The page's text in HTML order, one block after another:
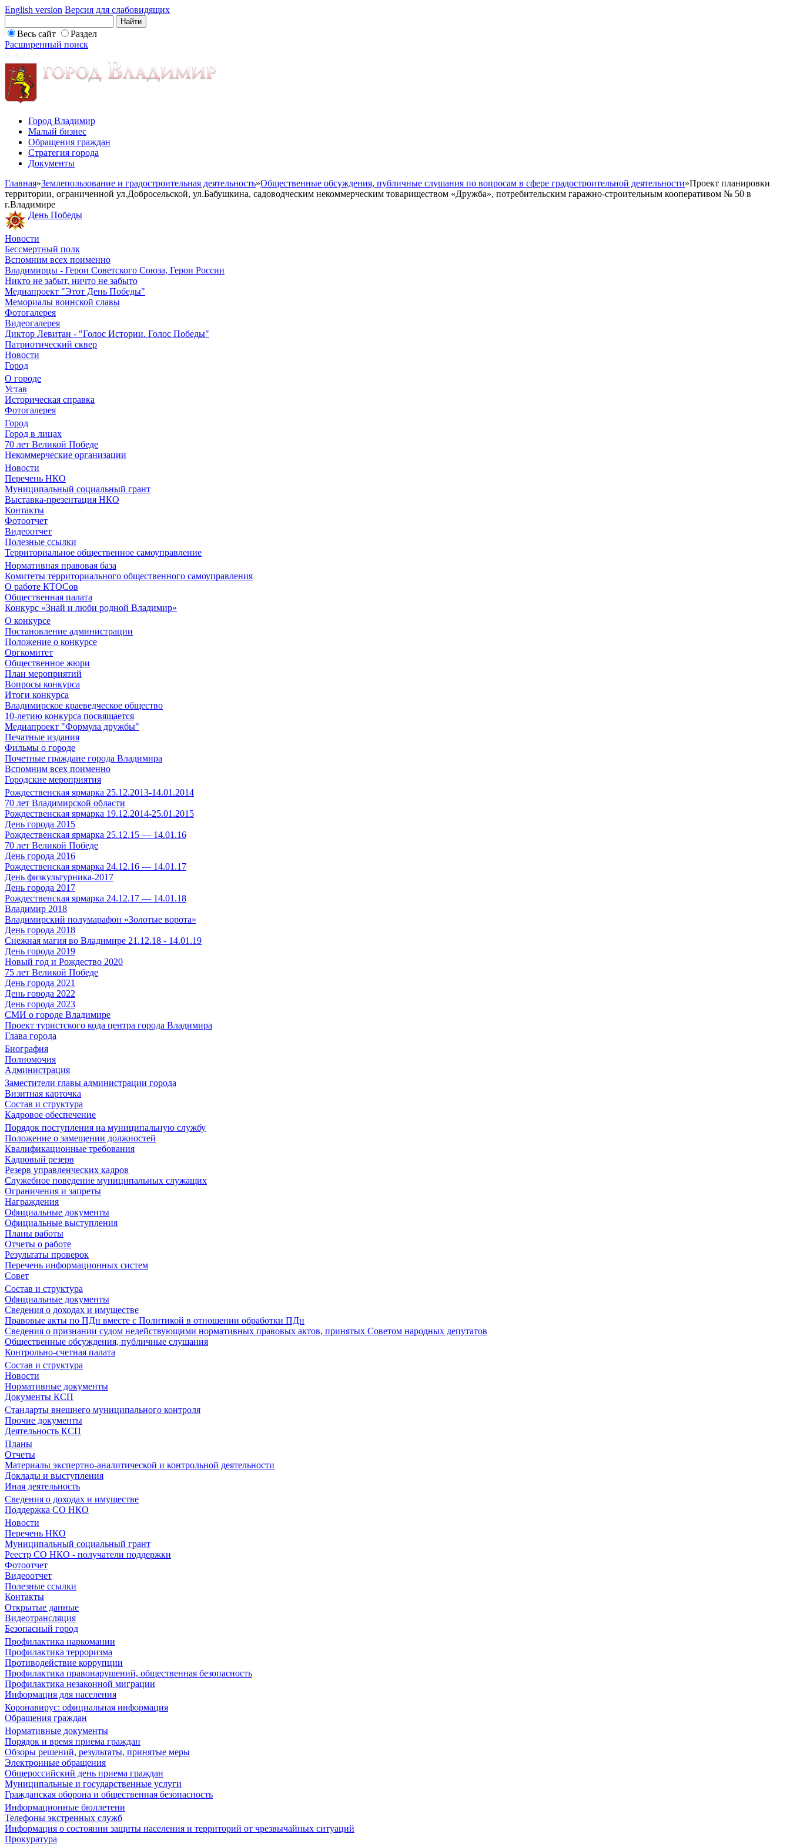
English version Версия для слабовидящих
Весь сайт
Раздел
Расширенный поиск
Город Владимир
Малый бизнес
Обращения граждан
Стратегия города
Документы
Главная»Землепользование и градостроительная деятельность»Общественные обсуждения, публичные слушания по вопросам в сфере градостроительной деятельности»Проект планировки
территории, ограниченной ул.Добросельской, ул.Бабушкина, садоводческим некоммерческим товариществом «Дружба», потребительским гаражно-строительным кооперативом № 50 в
г.Владимире
День Победы
Новости
Бессмертный полк
Вспомним всех поименно
Владимирцы - Герои Советского Союза, Герои России
Никто не забыт, ничто не забыто
Медиапроект "Этот День Победы"
Мемориалы воинской славы
Фотогалерея
Видеогалерея
Диктор Левитан - "Голос Истории. Голос Победы"
Патриотический сквер
Новости
Город
О городе
Устав
Историческая справка
Фотогалерея
Город
Город в лицах
70 лет Великой Победе
Некоммерческие организации
Новости
Перечень НКО
Муниципальный социальный грант
Выставка-презентация НКО
Контакты
Фотоотчет
Видеоотчет
Полезные ссылки
Территориальное общественное самоуправление
Нормативная правовая база
Комитеты территориального общественного самоуправления
О работе КТОСов
Общественная палата
Конкурс «Знай и люби родной Владимир»
О конкурсе
Постановление администрации
Положение о конкурсе
Оргкомитет
Общественное жюри
План мероприятий
Вопросы конкурса
Итоги конкурса
Владимирское краеведческое общество
10-летию конкурса посвящается
Медиапроект "Формула дружбы"
Печатные издания
Фильмы о городе
Почетные граждане города Владимира
Вспомним всех поименно
Городские мероприятия
Рождественская ярмарка 25.12.2013-14.01.2014
70 лет Владимирской области
Рождественская ярмарка 19.12.2014-25.01.2015
День города 2015
Рождественская ярмарка 25.12.15 — 14.01.16
70 лет Великой Победе
День города 2016
Рождественская ярмарка 24.12.16 — 14.01.17
День физкультурника-2017
День города 2017
Рождественская ярмарка 24.12.17 — 14.01.18
Владимир 2018
Владимирский полумарафон «Золотые ворота»
День города 2018
Снежная магия во Владимире 21.12.18 - 14.01.19
День города 2019
Новый год и Рождество 2020
75 лет Великой Победе
День города 2021
День города 2022
День города 2023
СМИ о городе Владимире
Проект туристского кода центра города Владимира
Глава города
Биография
Полномочия
Администрация
Заместители главы администрации города
Визитная карточка
Состав и структура
Кадровое обеспечение
Порядок поступления на муниципальную службу
Положение о замещении должностей
Квалификационные требования
Кадровый резерв
Резерв управленческих кадров
Служебное поведение муниципальных служащих
Ограничения и запреты
Награждения
Официальные документы
Официальные выступления
Планы работы
Отчеты о работе
Результаты проверок
Перечень информационных систем
Совет
Состав и структура
Официальные документы
Сведения о доходах и имуществе
Правовые акты по ПДн вместе с Политикой в отношении обработки ПДн
Сведения о признании судом недействующими нормативных правовых актов, принятых Советом народных депутатов
Общественные обсуждения, публичные слушания
Контрольно-счетная палата
Состав и структура
Новости
Нормативные документы
Документы КСП
Стандарты внешнего муниципального контроля
Прочие документы
Деятельность КСП
Планы
Отчеты
Материалы экспертно-аналитической и контрольной деятельности
Доклады и выступления
Иная деятельность
Сведения о доходах и имуществе
Поддержка СО НКО
Новости
Перечень НКО
Муниципальный социальный грант
Реестр СО НКО - получатели поддержки
Фотоотчет
Видеоотчет
Полезные ссылки
Контакты
Открытые данные
Видеотрансляция
Безопасный город
Профилактика наркомании
Профилактика терроризма
Противодействие коррупции
Профилактика правонарушений, общественная безопасность
Профилактика незаконной миграции
Информация для населения
Коронавирус: официальная информация
Обращения граждан
Нормативные документы
Порядок и время приема граждан
Обзоры решений, результаты, принятые меры
Электронные обращения
Общероссийский день приема граждан
Муниципальные и государственные услуги
Гражданская оборона и общественная безопасность
Информационные бюллетени
Телефоны экстренных служб
Информация о состоянии защиты населения и территорий от чрезвычайных ситуаций
Прокуратура